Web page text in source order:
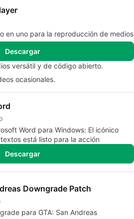
en uno para la reproducción de medios
Descargar
versátil y de código abierto.
ocasionales.
Word para Windows: El icónico
está listo para la acción
Descargar
Downgrade Patch
para GTA: San Andreas